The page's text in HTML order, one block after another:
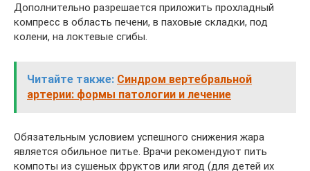
Дополнительно разрешается приложить прохладный
компресс в область печени, в паховые складки, под
колени, на локтевые сгибы.
Читайте также: Синдром вертебральной
артерии: формы патологии и лечение
Обязательным условием успешного снижения жара
является обильное питье. Врачи рекомендуют пить
компоты из сушеных фруктов или ягод (для детей их